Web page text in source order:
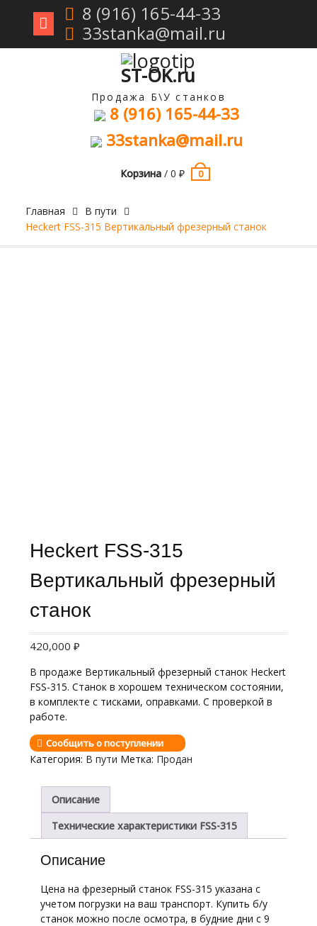
Перейти
8 (916) 165-44-33
33stanka@mail.ru
ST-OK.ru
Продажа Б\У станков
8 (916) 165-44-33
33stanka@mail.ru
Корзина/ 0 ₽ 0
Главная
В пути
Heckert FSS-315 Вертикальный фрезерный станок
Heckert FSS-315
Вертикальный фрезерный
станок
420,000 ₽
В продаже Вертикальный фрезерный станок Heckert
FSS-315. Станок в хорошем техническом состоянии,
в комплекте с тисками, оправками. С проверкой в
работе.
Сообщить о поступлении
Категория: В пути Метка: Продан
Описание
Технические характеристики FSS-315
Описание
Цена на фрезерный станок FSS-315 указана с
учетом погрузки на ваш транспорт. Купить б/у
станок можно после осмотра, в будние дни с 9